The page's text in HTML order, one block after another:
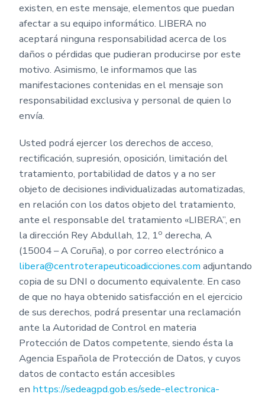
existen, en este mensaje, elementos que puedan
afectar a su equipo informático. LIBERA no
aceptará ninguna responsabilidad acerca de los
daños o pérdidas que pudieran producirse por este
motivo. Asimismo, le informamos que las
manifestaciones contenidas en el mensaje son
responsabilidad exclusiva y personal de quien lo
envía.
Usted podrá ejercer los derechos de acceso,
rectificación, supresión, oposición, limitación del
tratamiento, portabilidad de datos y a no ser
objeto de decisiones individualizadas automatizadas,
en relación con los datos objeto del tratamiento,
ante el responsable del tratamiento «LIBERA”, en
la dirección Rey Abdullah, 12, 1o derecha, A
(15004 – A Coruña), o por correo electrónico a
libera@centroterapeuticoadicciones.comadjuntando
copia de su DNI o documento equivalente. En caso
de que no haya obtenido satisfacción en el ejercicio
de sus derechos, podrá presentar una reclamación
ante la Autoridad de Control en materia
Protección de Datos competente, siendo ésta la
Agencia Española de Protección de Datos, y cuyos
datos de contacto están accesibles
en https://sedeagpd.gob.es/sede-electronica-